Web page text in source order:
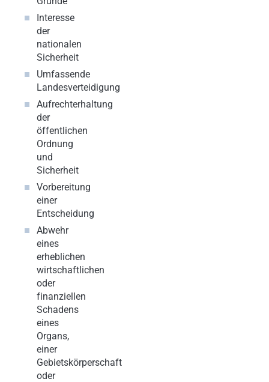
Interesse
der
nationalen
Sicherheit
Umfassende
Landesverteidigung
Aufrechterhaltung
der
öffentlichen
Ordnung
und
Sicherheit
Vorbereitung
einer
Entscheidung
Abwehr
eines
erheblichen
wirtschaftlichen
oder
finanziellen
Schadens
eines
Organs,
einer
Gebietskörperschaft
oder